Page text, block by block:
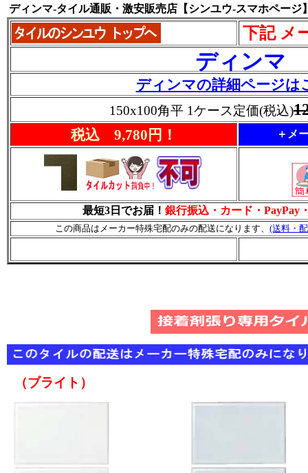
ディンマ-タイル通販・激安販売店【シンユウ-スマホページ
（ブライト）
下記 メ
ディンマ
ディンマの詳細ページは
150x100角平 1ケース定価(税込)
税込 9,780円！ ＋メ
最短3日でお届！ 銀行振込・カード・PayPay
この商品はメーカー特殊宅配のみの配送になります、 (送料・